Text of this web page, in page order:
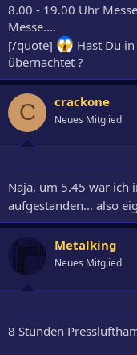
8.00 - 19.00 Uhr
Messe....
[/quote]
Hast Du
übernachtet ?
C crackone
Neues Mitglied
Naja, um 5.45 war ich
aufgestanden... also
Metalking
Neues Mitglied
8 Stunden